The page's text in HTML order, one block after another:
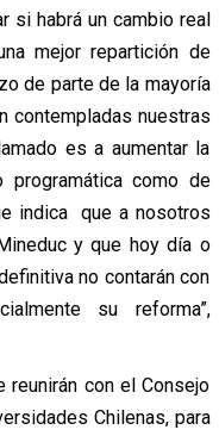
si habrá un cambio real
mejor repartición de
de parte de la mayoría
contempladas nuestras
es a aumentar la
programática como de
indica que a nosotros
y que hoy día o
no contarán con
su reforma”,
con el Consejo
Chilenas, para